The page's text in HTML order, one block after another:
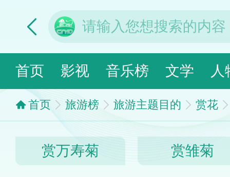
首页 影视 音乐榜 文学 人
首页 旅游榜 旅游主题目的 赏花
赏万寿菊 赏雏菊